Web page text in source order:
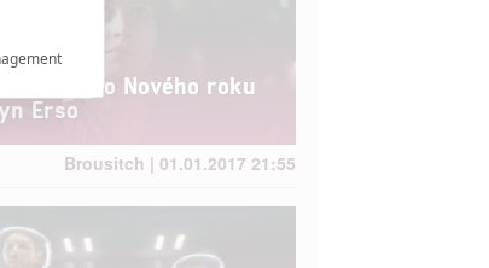
Office: Do Nového roku
Erso
Brousitch | 01.01.2017 21:55